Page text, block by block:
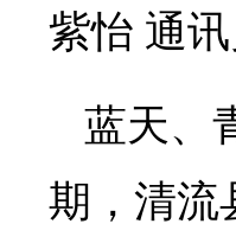
紫怡 通讯
蓝天、
期，清流